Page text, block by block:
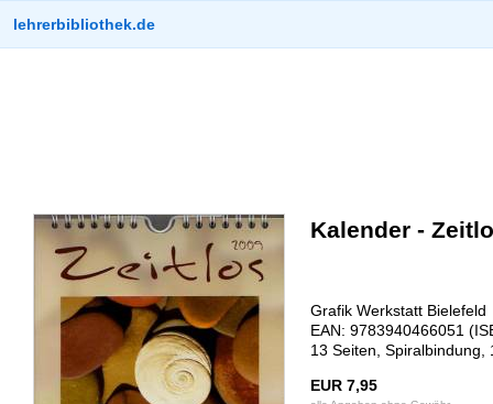
lehrerbibliothek.de
Kalender -
Grafik Werkstatt Bielefeld
EAN: 9783940466051
13 Seiten, Spiralbindung,
EUR 7,95